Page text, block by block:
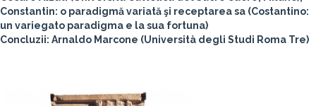
Constantin: o paradigmă variată şi receptarea sa (Costantino:
un variegato paradigma e la sua fortuna)
Concluzii: Arnaldo Marcone (Università degli Studi Roma Tre)